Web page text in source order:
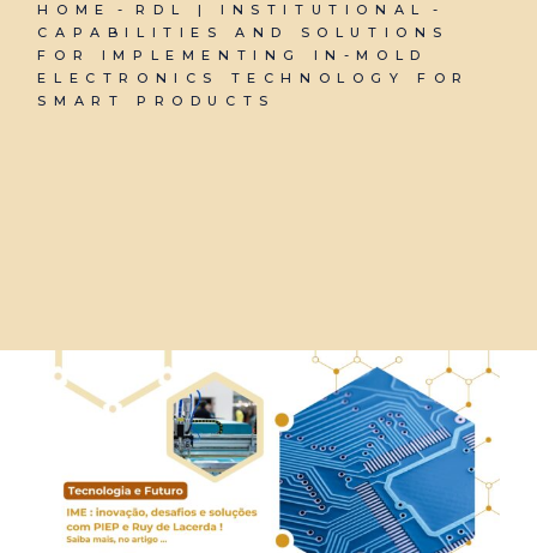
HOME
RDL | INSTITUTIONAL
CAPABILITIES AND SOLUTIONS
FOR IMPLEMENTING IN-MOLD
ELECTRONICS TECHNOLOGY FOR
SMART PRODUCTS